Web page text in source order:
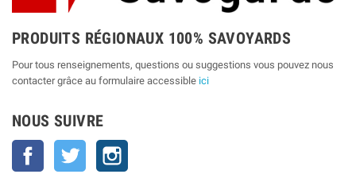
PRODUITS RÉGIONAUX 100% SAVOYARDS
Pour tous renseignements, questions ou suggestions vous pouvez nous
contacter grâce au formulaire accessible ici
NOUS SUIVRE
Facebook Twitter